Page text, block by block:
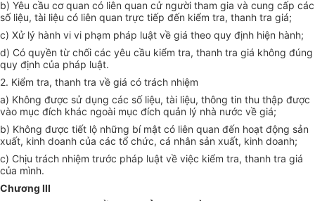
b) Yêu cầu cơ quan có liên quan cử người tham gia và cung cấp các
số liệu, tài liệu có liên quan trực tiếp đến kiểm tra, thanh tra giá;
c) Xử lý hành vi vi phạm pháp luật về giá theo quy định hiện hành;
d) Có quyền từ chối các yêu cầu kiểm tra, thanh tra giá không đúng
quy định của pháp luật.
2. Kiểm tra, thanh tra về giá có trách nhiệm
a) Không được sử dụng các số liệu, tài liệu, thông tin thu thập được
vào mục đích khác ngoài mục đích quản lý nhà nước về giá;
b) Không được tiết lộ những bí mật có liên quan đến hoạt động sản
xuất, kinh doanh của các tổ chức, cá nhân sản xuất, kinh doanh;
c) Chịu trách nhiệm trước pháp luật về việc kiểm tra, thanh tra giá
của mình.
Chương III